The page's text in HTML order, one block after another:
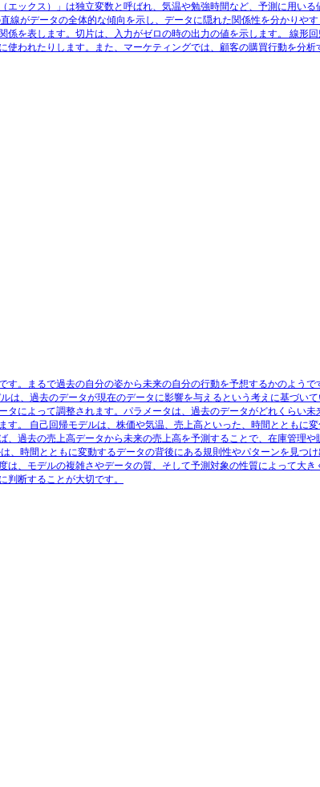
ックス）」は独立変数と呼ばれ、気温や勉強時間など、予測に用い
線がデータの全体的な傾向を示し、データに隠れた関係性を分かり
を表します。切片は、入力がゼロの時の出力の値を示します。 線
われたりします。また、マーケティングでは、顧客の購買行動を分
。まるで過去の自分の姿から未来の自分の行動を予想するかのよう
は、過去のデータが現在のデータに影響を与えるという考えに基づ
によって調整されます。パラメータは、過去のデータがどれくらい
。 自己回帰モデルは、株価や気温、売上高といった、時間ととも
過去の売上高データから未来の売上高を予測することで、在庫管理
、時間とともに変動するデータの背後にある規則性やパターンを見
、モデルの複雑さやデータの質、そして予測対象の性質によって大
断することが大切です。